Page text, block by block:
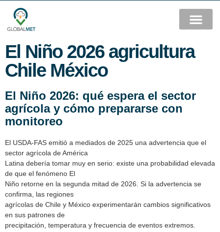
El Niño 2026 agricultura
Chile México
El Niño 2026: qué espera el sector
agrícola y cómo prepararse con
monitoreo
El USDA-FAS emitió a mediados de 2025 una advertencia que el
sector agrícola de América
Latina debería tomar muy en serio: existe una probabilidad elevada
de que el fenómeno El
Niño retorne en la segunda mitad de 2026. Si la advertencia se
confirma, las regiones
agrícolas de Chile y México experimentarán cambios significativos
en sus patrones de
precipitación, temperatura y frecuencia de eventos extremos.